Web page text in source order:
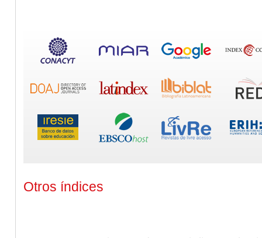
Otros índices